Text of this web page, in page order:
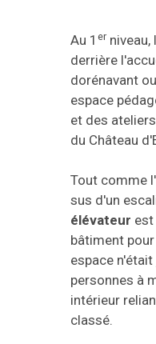
Au 1 er niveau,
derrière
dorénavant
espace
et des
du Château
Tout comme
sus d'un
élévateur est
bâtiment
espace
personnes à
intérieur
classé.